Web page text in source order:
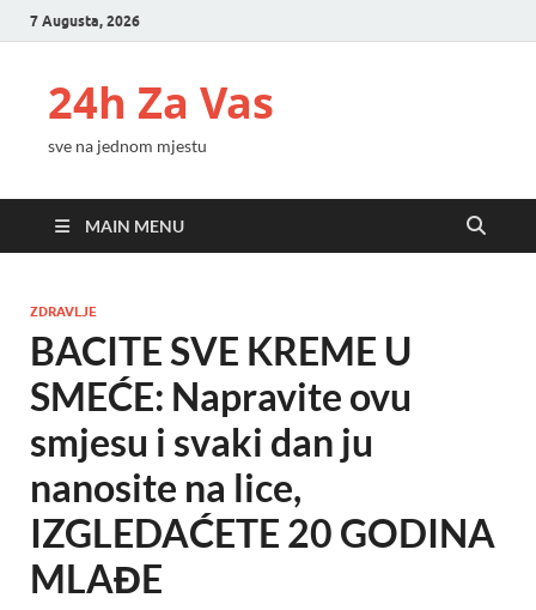
7 Augusta, 2026
24h Za Vas
sve na jednom mjestu
MAIN MENU
ZDRAVLJE
BACITE SVE KREME U
SMEĆE: Napravite ovu
smjesu i svaki dan ju
nanosite na lice,
IZGLEDAĆETE 20 GODINA
MLAĐE